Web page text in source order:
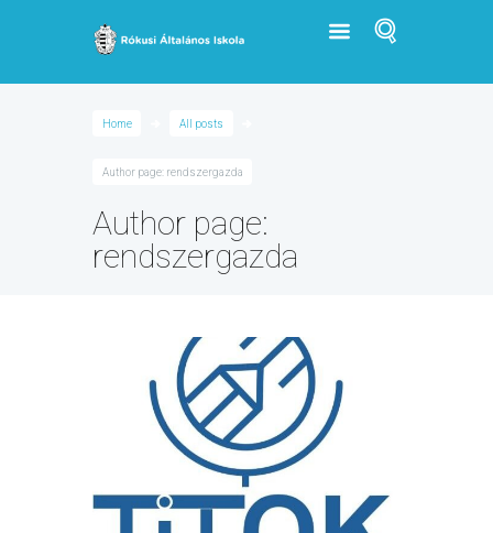
Home All posts
Author page: rendszergazda
Author page:
rendszergazda